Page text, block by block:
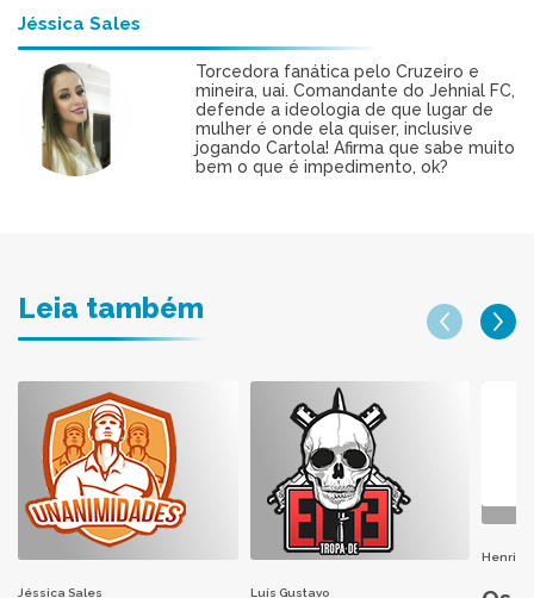
Jéssica Sales
Torcedora fanática pelo Cruzeiro e
mineira, uai. Comandante do Jehnial FC,
defende a ideologia de que lugar de
mulher é onde ela quiser, inclusive
jogando Cartola! Afirma que sabe muito
bem o que é impedimento, ok?
Leia também
Jéssica Sales Luís Gustavo
Henri